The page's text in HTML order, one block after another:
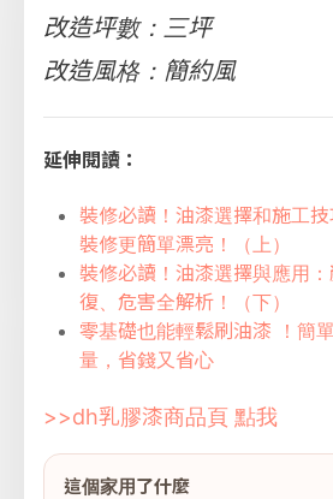
改造坪數：三坪
改造風格：簡約風
延伸閱讀：
裝修必讀！油漆選擇和施工
裝修更簡單漂亮！（上）
裝修必讀！油漆選擇與應用
復、危害全解析！（下）
零基礎也能輕鬆刷油漆 ！簡
量，省錢又省心
>>dh乳膠漆商品頁 點我
這個家用了什麼